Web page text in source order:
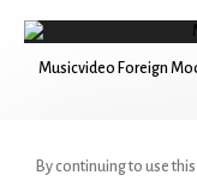
Musicvideo Foreign
By continuing to use